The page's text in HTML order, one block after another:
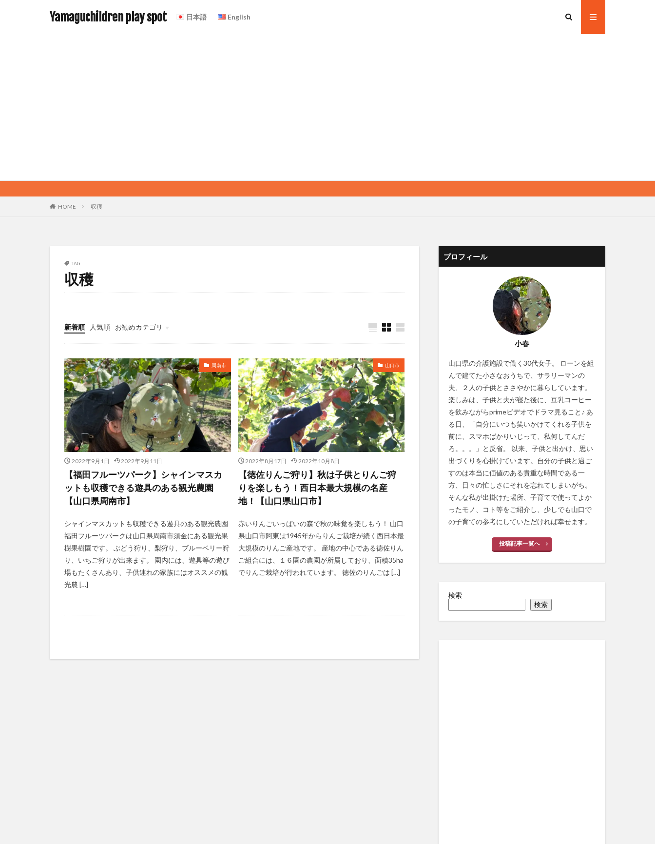
Yamaguchildren play spot 日本語 English
HOME 収穫
TAG
収穫
新着順 人気順 お勧めカテゴリ
周南市
2022年9月1日 2022年9月11日
【福田フルーツパーク】シャインマスカ
ットも収穫できる遊具のある観光農園
【山口県周南市】
シャインマスカットも収穫できる遊具のある観光農園
福田フルーツパークは山口県周南市須金にある観光果
樹果樹園です。 ぶどう狩り、梨狩り、ブルーベリー狩
り、いちご狩りが出来ます。 園内には、遊具等の遊び
場もたくさんあり、子供連れの家族にはオススメの観
光農 […]
山口市
2022年8月17日 2022年10月8日
【徳佐りんご狩り】秋は子供とりんご狩
りを楽しもう！西日本最大規模の名産
地！【山口県山口市】
赤いりんごいっぱいの森で秋の味覚を楽しもう！ 山口
県山口市阿東は1945年からりんご栽培が続く西日本最
大規模のりんご産地です。 産地の中心である徳佐りん
ご組合には、１６園の農園が所属しており、面積35ha
でりんご栽培が行われています。 徳佐のりんごは […]
プロフィール
小春
山口県の介護施設で働く30代女子。 ローンを組
んで建てた小さなおうちで、サラリーマンの
夫、２人の子供とささやかに暮らしています。
楽しみは、子供と夫が寝た後に、豆乳コーヒー
を飲みながらprimeビデオでドラマ見ること♪ あ
る日、「自分にいつも笑いかけてくれる子供を
前に、スマホばかりいじって、私何してんだ
ろ。。。」と反省。 以来、子供と出かけ、思い
出づくりを心掛けています。自分の子供と過ご
すのは本当に価値のある貴重な時間である一
方、日々の忙しさにそれを忘れてしまいがち。
そんな私が出掛けた場所、子育てで使ってよか
ったモノ、コト等をご紹介し、少しでも山口で
の子育ての参考にしていただければ幸せます。
投稿記事一覧へ
検索
検索